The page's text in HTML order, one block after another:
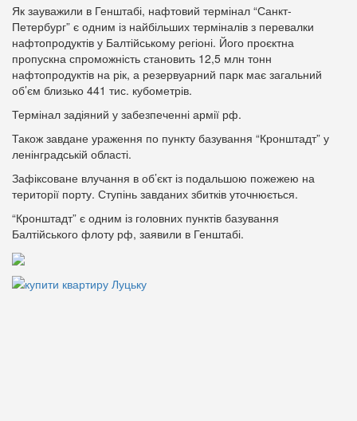
Як зауважили в Генштабі, нафтовий термінал “Санкт-
Петербург” є одним із найбільших терміналів з перевалки
нафтопродуктів у Балтійському регіоні. Його проєктна
пропускна спроможність становить 12,5 млн тонн
нафтопродуктів на рік, а резервуарний парк має загальний
об’єм близько 441 тис. кубометрів.
Термінал задіяний у забезпеченні армії рф.
Також завдане ураження по пункту базування “Кронштадт” у
ленінградській області.
Зафіксоване влучання в об’єкт із подальшою пожежею на
території порту. Ступінь завданих збитків уточнюється.
“Кронштадт” є одним із головних пунктів базування
Балтійського флоту рф, заявили в Генштабі.